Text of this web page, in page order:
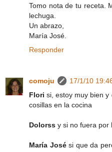
Tomo nota de tu receta.
lechuga.
Un abrazo,
María José.
Responder
comoju
17/1/10
Florisi, estoy muy bien y
cosillas en la cocina
Dolorss y si no fuera por
María José si que da